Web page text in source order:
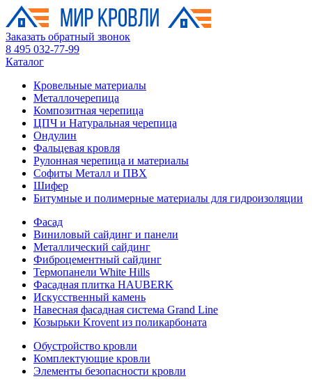
Заказать обратный звонок
8 495 032-77-99
Каталог
Кровельные материалы
Металлочерепица
Композитная черепица
ЦПЧ и Натуральная черепица
Ондулин
Фальцевая кровля
Рулонная черепица и материалы
Софиты Металл и ПВХ
Шифер
Битумные и полимерные материалы для гидроизоляции
Фасад
Виниловый сайдинг и панели
Металлический сайдинг
Фиброцементный сайдинг
Термопанели White Hills
Фасадная плитка HAUBERK
Искусственный камень
Навесная фасадная система Grand Line
Козырьки Krovent из поликарбоната
Обустройство кровли
Комплектующие кровли
Элементы безопасности кровли